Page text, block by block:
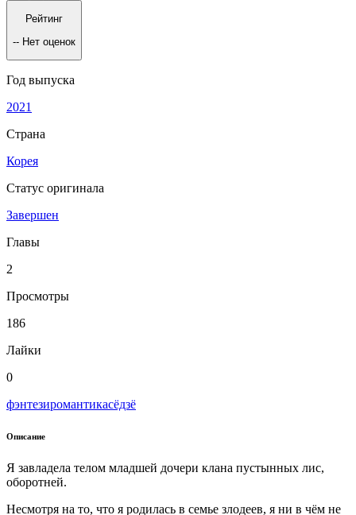
Рейтинг
-- Нет оценок
Год выпуска
2021
Страна
Корея
Статус оригинала
Завершен
Главы
2
Просмотры
186
Лайки
0
фэнтезиромантикасёдзё
Описание
Я завладела телом младшей дочери клана пустынных лис,
оборотней.
Несмотря на то, что я родилась в семье злодеев, я ни в чём не